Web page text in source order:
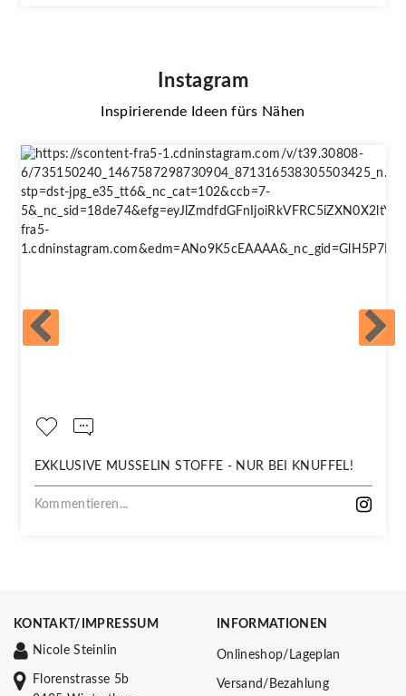
Instagram
Inspirierende Ideen fürs Nähen
EXKLUSIVE MUSSELIN STOFFE - NUR BEI KNUFFEL!
Kommentieren...
KONTAKT/IMPRESSUM
Nicole Steinlin
Florenstrasse 5b
INFORMATIONEN
Onlineshop/Lageplan
Versand/Bezahlung